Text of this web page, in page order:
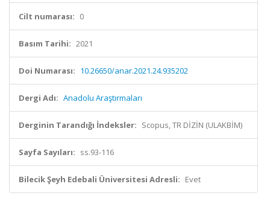
Cilt numarası: 0
Basım Tarihi: 2021
Doi Numarası: 10.26650/anar.2021.24.935202
Dergi Adı: Anadolu Araştırmaları
Derginin Tarandığı İndeksler: Scopus, TR DİZİN (ULAKBİM)
Sayfa Sayıları: ss.93-116
Bilecik Şeyh Edebali Üniversitesi Adresli: Evet